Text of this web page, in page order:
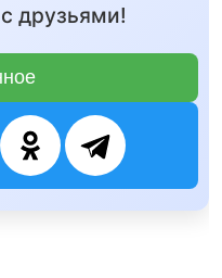
друзьями!